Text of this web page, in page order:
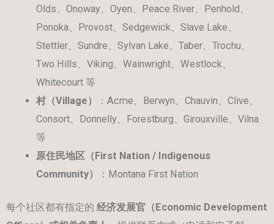
Olds、Onoway、Oyen、Peace River、Penhold、
Ponoka、Provost、Sedgewick、Slave Lake、
Stettler、Sundre、Sylvan Lake、Taber、Trochu、
Two Hills、Viking、Wainwright、Westlock、
Whitecourt 等
村（Village）
：Acme、Berwyn、Chauvin、Clive、
Consort、Donnelly、Forestburg、Girouxville、Vilna
等
原住民地区（First Nation / Indigenous
Community） ：Montana First Nation
每个社区都有指定的 经济发展官（ Economic Development